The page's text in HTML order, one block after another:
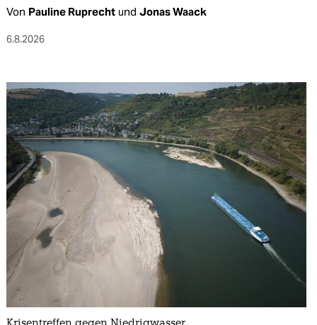
Von Pauline Ruprecht und Jonas Waack
6.8.2026